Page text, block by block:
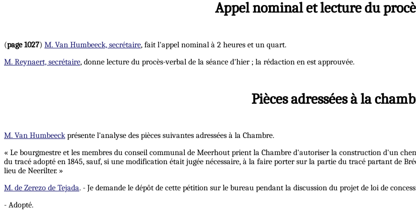
Appel nominal et lecture du
(page 1027) M. Van Humbeeck, secrétaire, fait l'appel nominal à 2 heures et un quart.
M. Reynaert, secrétaire, donne lecture du procès-verbal de la séance d'hier ; la rédaction en est approuvée.
Pièces adressées à la
M. Van Humbeeckprésente l'analyse des pièces suivantes adressées à la Chambre.
« Le bourgmestre et les membres du conseil communal de Meerhout prient la Chambre d'autoriser la construction d'un
du tracé adopté en 1845, sauf, si une modification était jugée nécessaire, à la faire porter sur la partie du tracé partant de
lieu de Neerilter. »
M. de Zerezo de Tejada. - Je demande le dépôt de cette pétition sur le bureau pendant la discussion du projet de loi de
- Adopté.